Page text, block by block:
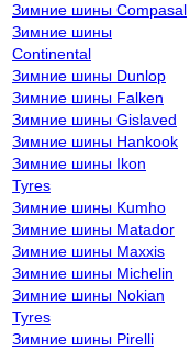
Зимние шины Compasal
Зимние шины
Continental
Зимние шины Dunlop
Зимние шины Falken
Зимние шины Gislaved
Зимние шины Hankook
Зимние шины Ikon
Tyres
Зимние шины Kumho
Зимние шины Matador
Зимние шины Maxxis
Зимние шины Michelin
Зимние шины Nokian
Tyres
Зимние шины Pirelli